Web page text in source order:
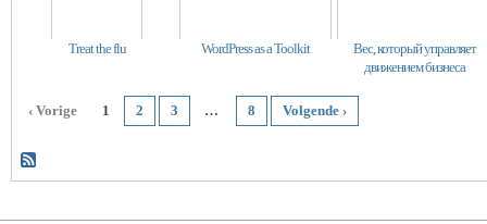
Treat the flu WordPress as a Toolkit
Вес, который управляет
движением бизнеса
‹ Vorige 1 2 3 … 8 Volgende ›